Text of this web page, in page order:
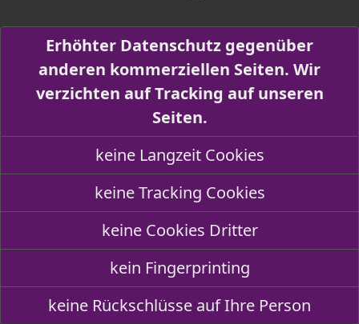
Erhöhter Datenschutz gegenüber
anderen kommerziellen Seiten. Wir
verzichten auf Tracking auf unseren
Seiten.
keine Langzeit Cookies
keine Tracking Cookies
keine Cookies Dritter
kein Fingerprinting
keine Rückschlüsse auf Ihre Person